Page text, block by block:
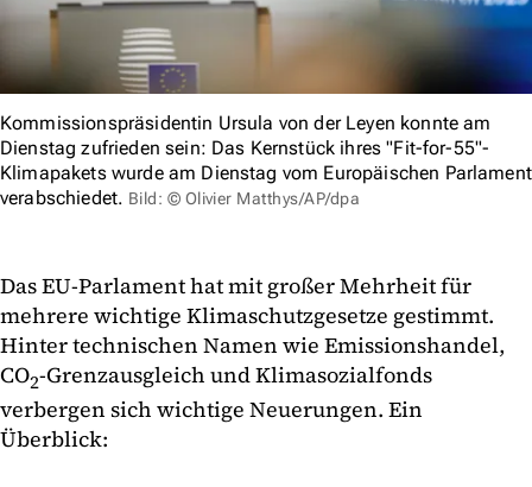
Kommissionspräsidentin Ursula von der Leyen konnte am
Dienstag zufrieden sein: Das Kernstück ihres "Fit-for-55"-
Klimapakets wurde am Dienstag vom Europäischen Parlament
verabschiedet. Bild: © Olivier Matthys/AP/dpa
Das EU-Parlament hat mit großer Mehrheit für
mehrere wichtige Klimaschutzgesetze gestimmt.
Hinter technischen Namen wie Emissionshandel,
CO2-Grenzausgleich und Klimasozialfonds
verbergen sich wichtige Neuerungen. Ein
Überblick: